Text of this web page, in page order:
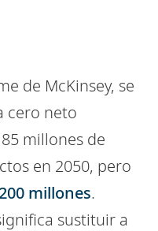
de McKinsey, se
cero neto
millones de
en 2050, pero
millones.
sustituir a